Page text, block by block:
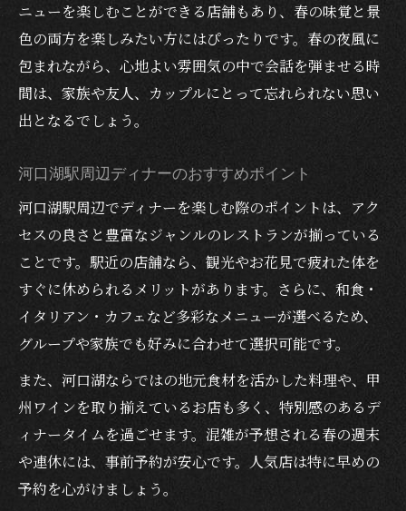
ディナーが特別な思い出になる理由とは
落ち着いた空間でゆっくり味わう春ディナ
ー
お花見帰りに最適なディナー店の特徴
駅周辺のおすすめディナー店比較ポイント
春が近づく季節の河口湖駅周辺ディナーの魅力
河口湖駅周辺ディナーの最新トレンド紹介
花見後も楽しめる高級ディナーの魅力とは
安いディナーからおしゃれ空間までの選択
肢
春限定メニューが楽しめるディナー体験
桜の余韻を楽しむ、落ち着いた空間での食事時
間
お花見の後に味わう贅沢なディナータイム
落ち着いた空間で春を楽しむディナーの魅
力
ニューを楽しむことができる店舗もあり、春の味覚と景
色の両方を楽しみたい方にはぴったりです。春の夜風に
包まれながら、心地よい雰囲気の中で会話を弾ませる時
間は、家族や友人、カップルにとって忘れられない思い
出となるでしょう。
河口湖駅周辺ディナーのおすすめポイント
河口湖駅周辺でディナーを楽しむ際のポイントは、アク
セスの良さと豊富なジャンルのレストランが揃っている
ことです。駅近の店舗なら、観光やお花見で疲れた体を
すぐに休められるメリットがあります。さらに、和食・
イタリアン・カフェなど多彩なメニューが選べるため、
グループや家族でも好みに合わせて選択可能です。
また、河口湖ならではの地元食材を活かした料理や、甲
州ワインを取り揃えているお店も多く、特別感のあるデ
ィナータイムを過ごせます。混雑が予想される春の週末
や連休には、事前予約が安心です。人気店は特に早めの
予約を心がけましょう。